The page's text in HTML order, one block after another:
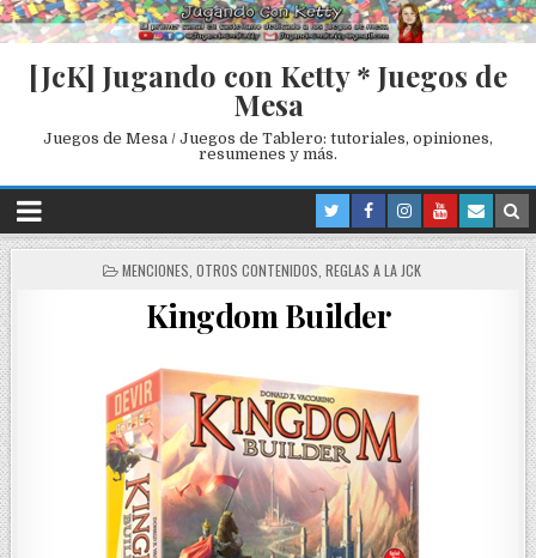
[JcK] Jugando con Ketty * Juegos de
Mesa
Juegos de Mesa / Juegos de Tablero: tutoriales, opiniones,
resumenes y más.
P
I
N
MENCIONES OTROS CONTENIDOS REGLAS A LA JCK
Kingdom Builder